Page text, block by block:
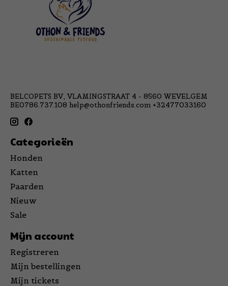
BELCOPETS BV, VLAMINGSTRAAT 4 - 8560 WEVELGEM
BE0786.737.108 help@othonfriends.com +32477033160
Categorieën
Honden
Katten
Paarden
Nieuw
Sale
Mijn account
Registreren
Mijn bestellingen
Mijn tickets